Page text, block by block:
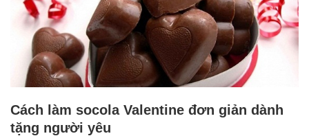
Cách làm socola Valentine đơn giản dành
tặng người yêu